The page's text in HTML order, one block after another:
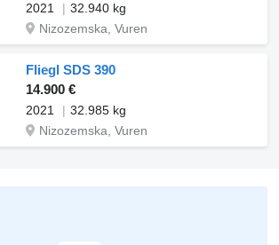
2021
32.940 kg
Nizozemska, Vuren
Fliegl SDS 390
14.900 €
2021
32.985 kg
Nizozemska, Vuren